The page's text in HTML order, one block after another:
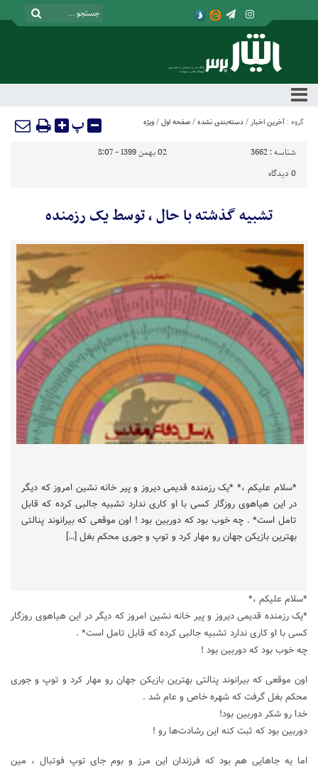
گروه : آخرین اخبار / دسته‌بندی نشده / صفحه اول / ویژه پ
شناسه : 3662
02 بهمن 1399 - 8:07
0 دیدگاه
تشبیه گذشته با حال ، توسط یک رزمنده
*سلام علیکم ،* *یک رزمنده قدیمی دیروز و پیر خانه نشین امروز که دیگر
در این هیاهوی روزگار کسی با او کاری ندارد تشبیه جالبی کرده که قابل
تامل است* . چه خوب بود که دوربین بود ! اون موقعی که بیرانوند پنالتی
بهترین بازیکن جهان رو مهار کرد و توپ و جوری محکم بغل […]
*سلام علیکم ،*
*یک رزمنده قدیمی دیروز و پیر خانه نشین امروز که دیگر در این هیاهوی روزگار
کسی با او کاری ندارد تشبیه جالبی کرده که قابل تامل است* .
چه خوب بود که دوربین بود !
اون موقعی که بیرانوند پنالتی بهترین بازیکن جهان رو مهار کرد و توپ و جوری
محکم بغل گرفت که شهره خاص و عام شد .
خدا رو شکر دوربین بود!
دوربین بود که ثبت کنه این رشادت‌ها رو !
اما یه جاهایی هم بود که فرزندان این مرز و بوم جای توپ فوتبال ، مین